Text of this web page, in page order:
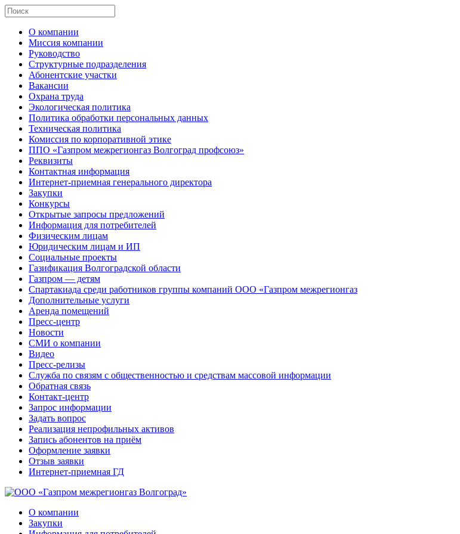
О компании
Миссия компании
Руководство
Структурные подразделения
Абонентские участки
Вакансии
Охрана труда
Экологическая политика
Политика обработки персональных данных
Техническая политика
Комиссия по корпоративной этике
ППО «Газпром межрегионгаз Волгоград профсоюз»
Реквизиты
Контактная информация
Интернет-приемная генерального директора
Закупки
Конкурсы
Открытые запросы предложений
Информация для потребителей
Физическим лицам
Юридическим лицам и ИП
Социальные проекты
Газификация Волгоградской области
Газпром — детям
Спартакиада среди работников группы компаний ООО «Газпром межрегионгаз
Дополнительные услуги
Аренда помещений
Пресс-центр
Новости
СМИ о компании
Видео
Пресс-релизы
Служба по связям с общественностью и средствам массовой информации
Обратная связь
Контакт-центр
Запрос информации
Задать вопрос
Реализация непрофильных активов
Запись абонентов на приём
Оформление заявки
Отзыв заявки
Интернет-приемная ГД
О компании
Закупки